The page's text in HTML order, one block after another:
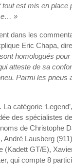
est mis en place
»
dans les
Eric Chapa,
homologués
atteste de sa
Parmi les
catégorie
des spécialistes
de Christophe
Lausberg
(Kadett GT/E),
qui compte 8